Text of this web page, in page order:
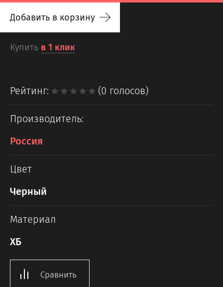
Добавить в корзину
Купить в 1 клик
Рейтинг: (0 голосов)
Производитель:
Россия
Цвет
Черный
Материал
ХБ
Сравнить